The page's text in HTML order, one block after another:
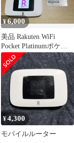
¥6,000
美品 Rakuten WiFi
Pocket Platinumポケッ
トプレミアム
¥4,300
モバイルルーター